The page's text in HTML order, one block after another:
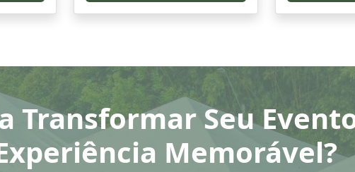
Transformar Seu
Memorável?